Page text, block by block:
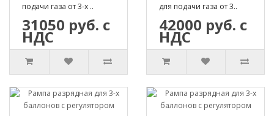
подачи газа от 3-х ..
31050 руб. с
НДС
для подачи газа от 3..
42000 руб. с
НДС